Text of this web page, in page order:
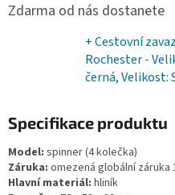
Zdarma od nás dostanete
+ Cestovní
Rochester -
černá, Velikost:
Specifikace produktu
Model: spinner (4 kolečka)
Záruka: omezená globální záruka
Hlavní materiál: hliník